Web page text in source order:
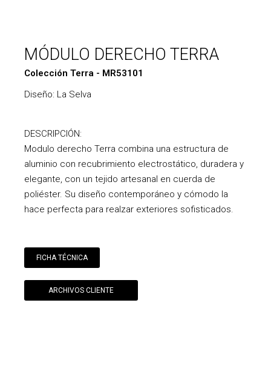
MÓDULO DERECHO TERRA
Colección Terra - MR53101
Diseño: La Selva
DESCRIPCIÓN:
Modulo derecho Terra combina una estructura de
aluminio con recubrimiento electrostático, duradera y
elegante, con un tejido artesanal en cuerda de
poliéster. Su diseño contemporáneo y cómodo la
hace perfecta para realzar exteriores sofisticados.
FICHA TÉCNICA
ARCHIVOS CLIENTE